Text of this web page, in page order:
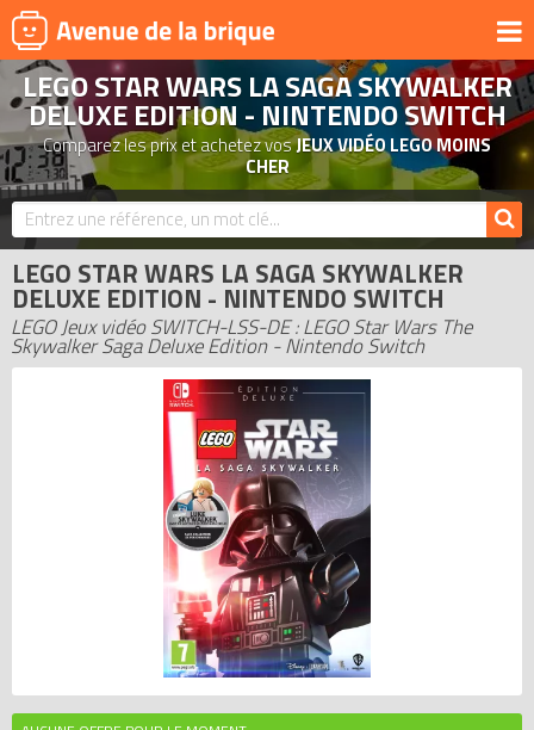
UNIVERS
PRODUITS DÉRIVÉS
NOUVEAUTÉS
LEGO 2026
BONS PLANS
ACTUALITÉS
ASSOCIATIONS DE FANS
EXPOSITIONS LEGO
LEGO LES PLUS CHERS
DERNIERS LEGO AJOUTÉS
LEGO STAR WARS LA SAGA SKYWALKER
DELUXE EDITION - NINTENDO SWITCH
Comparez les prix et achetez vosJEUX VIDÉO LEGO MOINS
CHER
LEGO STAR WARS LA SAGA SKYWALKER
DELUXE EDITION - NINTENDO SWITCH
LEGO Jeux vidéo SWITCH-LSS-DE : LEGO Star Wars The
Skywalker Saga Deluxe Edition - Nintendo Switch